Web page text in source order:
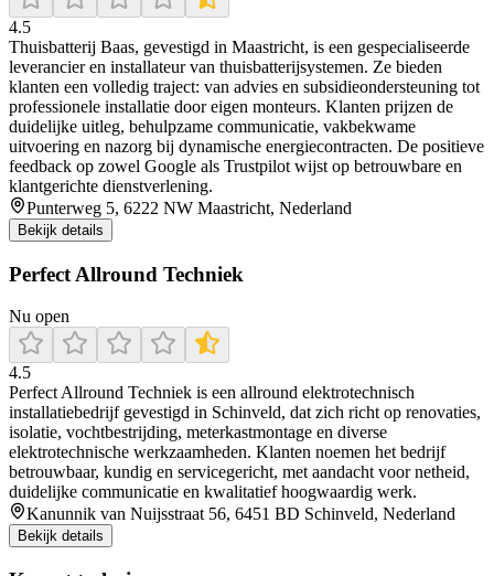
4.5
Thuisbatterij Baas, gevestigd in Maastricht, is een gespecialiseerde
leverancier en installateur van thuisbatterijsystemen. Ze bieden
klanten een volledig traject: van advies en subsidieondersteuning tot
professionele installatie door eigen monteurs. Klanten prijzen de
duidelijke uitleg, behulpzame communicatie, vakbekwame
uitvoering en nazorg bij dynamische energiecontracten. De positieve
feedback op zowel Google als Trustpilot wijst op betrouwbare en
klantgerichte dienstverlening.
Punterweg 5, 6222 NW Maastricht, Nederland
Bekijk details
Perfect Allround Techniek
Nu open
4.5
Perfect Allround Techniek is een allround elektrotechnisch
installatiebedrijf gevestigd in Schinveld, dat zich richt op renovaties,
isolatie, vochtbestrijding, meterkastmontage en diverse
elektrotechnische werkzaamheden. Klanten noemen het bedrijf
betrouwbaar, kundig en servicegericht, met aandacht voor netheid,
duidelijke communicatie en kwalitatief hoogwaardig werk.
Kanunnik van Nuijsstraat 56, 6451 BD Schinveld, Nederland
Bekijk details